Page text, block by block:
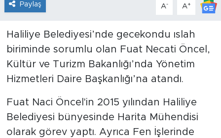
Paylaş A- A+
Haliliye Belediyesi’nde gecekondu ıslah
biriminde sorumlu olan Fuat Necati Öncel,
Kültür ve Turizm Bakanlığı’nda Yönetim
Hizmetleri Daire Başkanlığı’na atandı.
Fuat Naci Öncel'in 2015 yılından Haliliye
Belediyesi bünyesinde Harita Mühendisi
olarak görev yaptı. Ayrıca Fen İşlerinde